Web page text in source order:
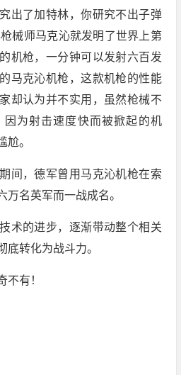
出了加特林，你研究不出子弹
械师马克沁就发明了世界上第
机枪，一分钟可以发射六百发
马克沁机枪，这款机枪的性能
却认为并不实用，虽然枪械不
因为射击速度快而被掀起的机
尬。
间，德军曾用马克沁机枪在索
万名英军而一战成名。
术的进步，逐渐带动整个相关
底转化为战斗力。
不有！